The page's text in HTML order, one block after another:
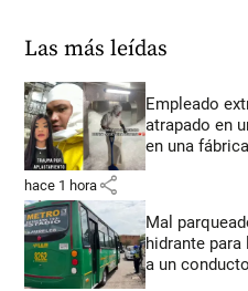
Las más leídas
Empleado
atrapado en
en una
hace 1 hora share
Mal
hidrante
a un